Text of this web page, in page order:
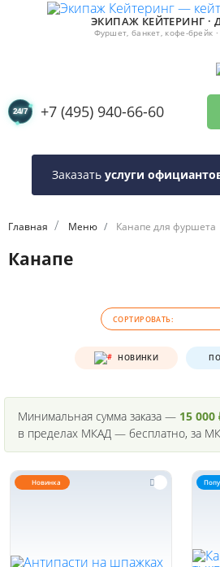
ЭКИПАЖ КЕЙТЕРИНГ ·
Фуршет, банкет, кофе-брейк ·
+7 (495) 940-66-60
Заказатьуслуги официантов.
Главная Меню Канапе для фуршета
Канапе
НОВИНКИ
Минимальная сумма заказа — 15 000
в пределах МКАД — бесплатно, за
Новинка